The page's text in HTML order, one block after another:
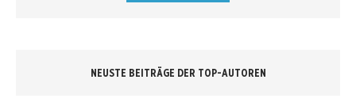
NEUSTE BEITRÄGE DER TOP-AUTOREN